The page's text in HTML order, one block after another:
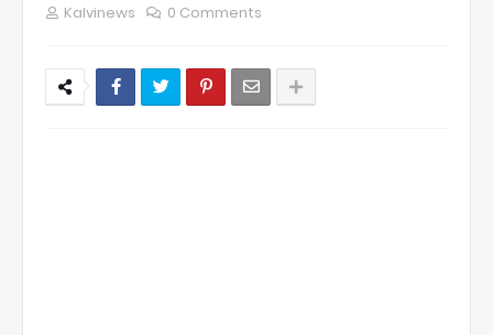
Kalvinews 0 Comments